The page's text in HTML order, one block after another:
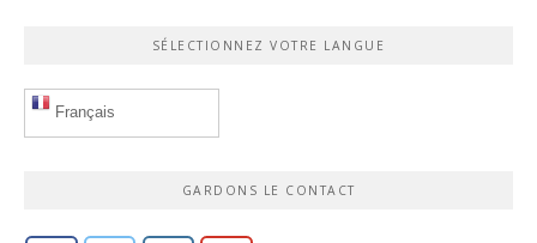
SÉLECTIONNEZ VOTRE LANGUE
Français
GARDONS LE CONTACT